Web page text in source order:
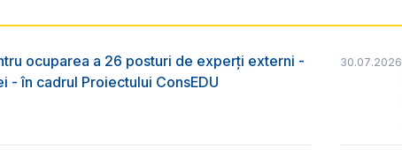
ocuparea a 26 posturi de experți externi -
- în cadrul Proiectului ConsEDU
30.07.2026